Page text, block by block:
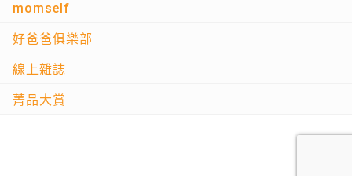
momself
好爸爸俱樂部
線上雜誌
菁品大賞